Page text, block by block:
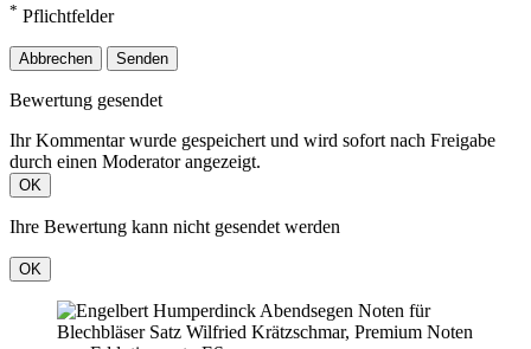
* Pflichtfelder
Abbrechen Senden
Bewertung gesendet
Ihr Kommentar wurde gespeichert und wird sofort nach Freigabe
durch einen Moderator angezeigt.
OK
Ihre Bewertung kann nicht gesendet werden
OK